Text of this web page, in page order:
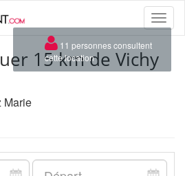
Toggle
15 km de Vichy
Marie
×
11 personnes consultent
cette location